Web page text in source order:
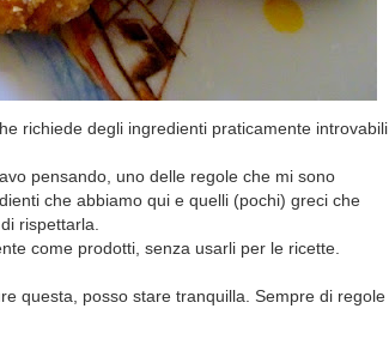
richiede degli ingredienti praticamente introvabili
pensando, uno delle regole che mi sono
che abbiamo qui e quelli (pochi) greci che
rispettarla.
come prodotti, senza usarli per le ricette.
questa, posso stare tranquilla. Sempre di regole